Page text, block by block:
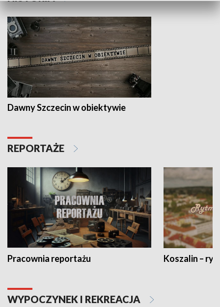
Dawny Szczecin w obiektywie
REPORTAŻE
Pracownia reportażu Koszalin –
WYPOCZYNEK I REKREACJA